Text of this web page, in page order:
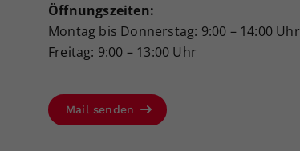
Öffnungszeiten:
Montag bis Donnerstag: 9:00 – 14:00 Uhr
Freitag: 9:00 – 13:00 Uhr
Mail senden